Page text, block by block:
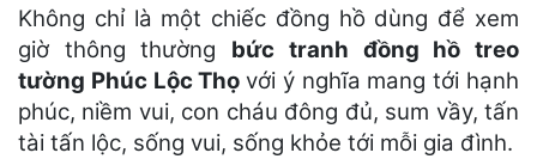
Không chỉ là một chiếc đồng hồ dùng để xem
giờ thông thường bức tranh đồng hồ treo
tường Phúc Lộc Thọvới ý nghĩa mang tới hạnh
phúc, niềm vui, con cháu đông đủ, sum vầy, tấn
tài tấn lộc, sống vui, sống khỏe tới mỗi gia đình.